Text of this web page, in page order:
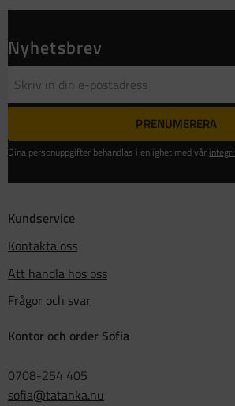
Nyhetsbrev
PRENUMERERA
Dina personuppgifter behandlas i enlighet med vår
Kundservice
Kontakta oss
Att handla hos oss
Frågor och svar
Kontor och order Sofia
0708-254 405
sofia@tatanka.nu